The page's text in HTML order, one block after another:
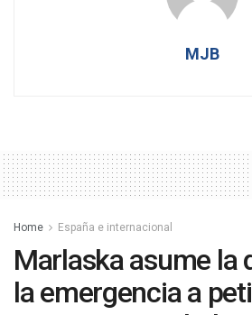
MJB
Home España e internacional
Marlaska asume la
la emergencia a